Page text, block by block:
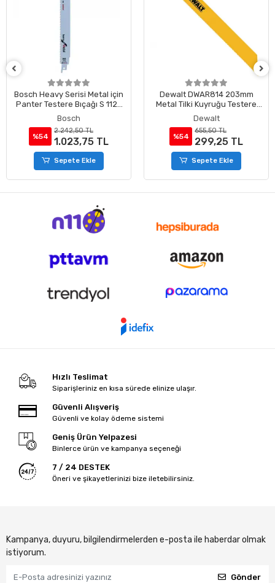
Dewalt DWAR814 203mm
Metal Tilki Kuyruğu Testere
Bıçağı 1adet
Dewalt
%54
655,50 TL
299,25 TL
Sepete Ekle
Dewalt DT2384 BIM Metal
Panter Testere 152 mm
Dewalt
%54
2.881,80 TL
1.315,13 TL
Sepete Ekle
Hızlı Teslimat
Siparişleriniz en kısa sürede elinize ulaşır.
Güvenli Alışveriş
Güvenli ve kolay ödeme sistemi
Geniş Ürün Yelpazesi
Binlerce ürün ve kampanya seçeneği
7 / 24 DESTEK
Öneri ve şikayetlerinizi bize iletebilirsiniz.
Kampanya, duyuru, bilgilendirmelerden e-posta ile haberdar olmak
istiyorum.
Gönder